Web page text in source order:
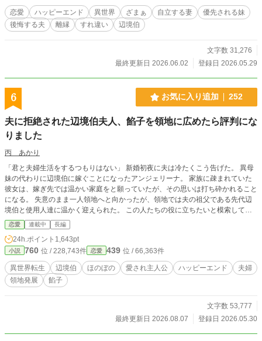
恋愛 ハッピーエンド 異世界 ざまぁ 自立する妻
優先される妹
後悔する夫
離縁 すれ違い 辺境伯
文字数 31,276
最終更新日 2026.06.02
登録日 2026.05.29
6 お気に入り追加 252
夫に拒絶された辺境伯夫人、餡子を領地に広めたら評判にな
りました
丙 あかり
「君と夫婦生活をするつもりはない」 新婚初夜に夫は冷たくこう告げた。 異母
妹の代わりに辺境伯に嫁ぐことになったアンジェリーナ。 家族に疎まれていた
彼女は、嫁ぎ先では温かい家庭をと願っていたが、その思いは打ち砕かれること
になる。 失意のまま一人領地へと向かったが、領地では夫の祖父である先代辺
境伯と使用人達に温かく迎えられた。 この人たちの役に立ちたいと模索してい
たある日、領内の異民族の村で「小豆」が育てられていると知る。 前世の記憶
を頼りに小豆を使って餡子を作ると、今までにない新しい甘味は、領民達の心を
掴んでいった。 やがてその評判は王国中にーー。 それをきっかけに、長年わだ
かまりのあった村との関係も変わり、冷たいと思っていた夫との距離も少しずつ
近づいていく。 しかし、その裏で隣国の皇帝が彼女の作るお菓子に目をつけて
いて･･････。 ＊ 『小説家になろう』様でも投稿しています。
恋愛 連載中 長編
24h.ポイント 1,643pt
小説 760 位 / 228,743件 恋愛 439 位 / 66,363件
異世界転生 辺境伯 ほのぼの 愛され主人公 ハッピーエンド
夫婦
領地発展
餡子
文字数 53,777
最終更新日 2026.08.07
登録日 2026.05.30